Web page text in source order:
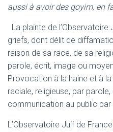
aussi à avoir des goyim, en
La plainte de
griefs, dont délit de
raison de sa race, de sa
parole, écrit, image ou
Provocation à la haine et à
raciale, religieuse, par
communication au public
L’Observatoire Juif de France